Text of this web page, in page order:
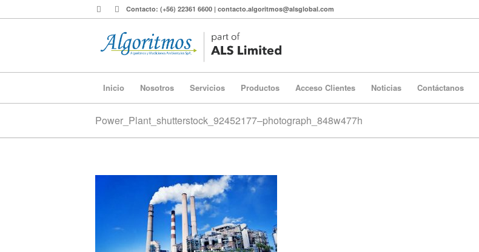
Contacto: (+56) 22361 6600 | contacto.algoritmos@alsglobal.com
Inicio Nosotros Servicios Productos Acceso Clientes Noticias Contáctanos
Power_Plant_shutterstock_92452177–photograph_848w477h